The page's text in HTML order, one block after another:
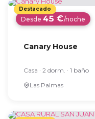
Desde45 €/noche
Canary House
Casa · 2 dorm. · 1 baño
Las Palmas